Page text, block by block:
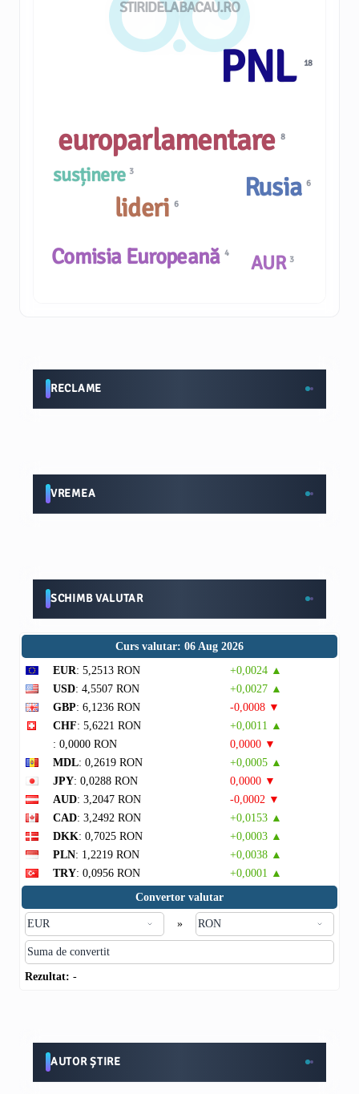
STIRIDELABACAU.RO
europarlamentare8
Rusia6
AUR 3
susținere 3
PNL 18
Comisia Europeană 4
lideri6
RECLAME
VREMEA
SCHIMB VALUTAR
Curs valutar: 06 Aug 2026
EUR: 5,2513 RON
+0,0024 ▲
USD: 4,5507 RON
+0,0027 ▲
GBP: 6,1236 RON
-0,0008 ▼
CHF: 5,6221 RON
+0,0011 ▲
: 0,0000 RON
0,0000 ▼
MDL: 0,2619 RON
+0,0005 ▲
JPY: 0,0288 RON
0,0000 ▼
AUD: 3,2047 RON
-0,0002 ▼
CAD: 3,2492 RON
+0,0153 ▲
DKK: 0,7025 RON
+0,0003 ▲
PLN: 1,2219 RON
+0,0038 ▲
TRY: 0,0956 RON
+0,0001 ▲
Convertor valutar
»
Rezultat: -
AUTOR ȘTIRE